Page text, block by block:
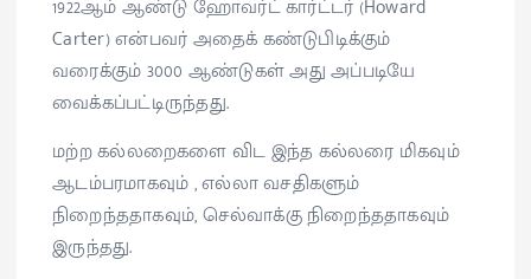
1922ஆம் ஆண்டு ஹோவர்ட் கார்ட்டர் (Howard
Carter) என்பவர் அதைக் கண்டுபிடிக்கும்
வரைக்கும் 3000 ஆண்டுகள் அது அப்படியே
வைக்கப்பட்டிருந்தது.
மற்ற கல்லறைகளை விட இந்த கல்லரை மிகவும்
ஆடம்பரமாகவும் , எல்லா வசதிகளும்
நிறைந்ததாகவும், செல்வாக்கு நிறைந்ததாகவும்
இருந்தது.